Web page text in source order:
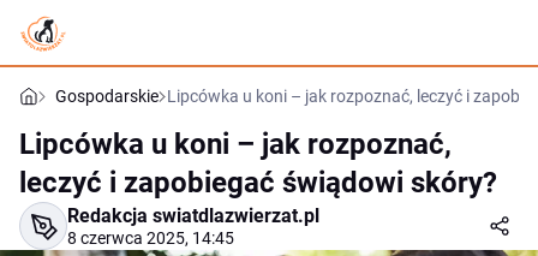
Gospodarskie Lipcówka u koni – jak rozpoznać, leczyć i
Lipcówka u koni – jak rozpoznać,
leczyć i zapobiegać świądowi skóry?
Redakcja swiatdlazwierzat.pl
8 czerwca 2025, 14:45